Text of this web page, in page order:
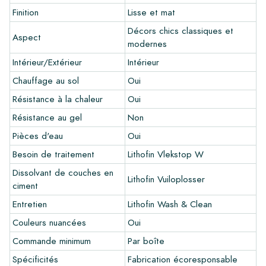
Vous souhaitez créer un carreau qui s'harmonise parfaitement
avec les autres couleurs de votre intérieur? Visitez notre
programme de conception via ce lien et laissez libre cours à
votre créativité.
Garantie
La période de garantie est toujours d'un an après la livraison.
La garantie couvre uniquement les défauts de fabrication et
en cas d'utilisation de nos produits de pose et d'entretien
Lithofin. Aucune réclamation ne peut être faite pour les
carreaux déjà installés.
Liens
•Programme de dessin pour créer votre propre carreau
•En savoir plus sur nos carrelages
•Consultez nos brochures
•Produits d'entretien
Finition
Lisse et mat
Aspect
Décors chics classiques et
modernes
Intérieur/Extérieur
Intérieur
Chauffage au sol
Oui
Résistance à la chaleur
Oui
Résistance au gel
Non
Pièces d'eau
Oui
Besoin de traitement
Lithofin Vlekstop W
Dissolvant de couches en
ciment
Lithofin Vuiloplosser
Entretien
Lithofin Wash & Clean
Couleurs nuancées
Oui
Commande minimum
Par boîte
Spécificités
Fabrication écoresponsable